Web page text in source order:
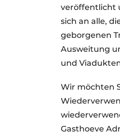
veröffentlicht
sich an alle,
geborgenen
Ausweitung
und
Wir möchten
Gasthoeve